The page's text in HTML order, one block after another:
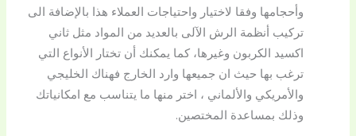
وأحجامها وفقا لاختيار واحتياجات العملاء هذا بالإضافة الى
تركيب أنظمة الرش الآلى بالعديد من المواد مثل ثاني
اكسيد الكربون وغيرها، كما يمكنك أن تختار الأنواع التي
ترغب بها حيث ان جميعها وارد الخارج فهناك الخليجي
والأمريكي والألماني ، اختر منها ما يتناسب مع امكانياتك
وذلك بمساعدة المختصين.